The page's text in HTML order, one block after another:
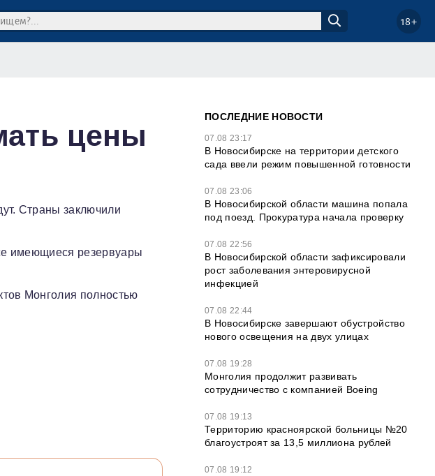
18+
цены
Страны заключили
имеющиеся резервуары
Монголия полностью
ПОСЛЕДНИЕ НОВОСТИ
07.08 23:17
В Новосибирске на территории детского
сада ввели режим повышенной готовности
07.08 23:06
В Новосибирской области машина попала
под поезд. Прокуратура начала проверку
07.08 22:56
В Новосибирской области зафиксировали
рост заболевания энтеровирусной
инфекцией
07.08 22:44
В Новосибирске завершают обустройство
нового освещения на двух улицах
07.08 19:28
Монголия продолжит развивать
сотрудничество с компанией Boeing
07.08 19:13
Территорию красноярской больницы №20
благоустроят за 13,5 миллиона рублей
07.08 19:12